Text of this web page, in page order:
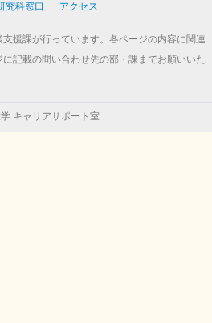
究科窓口
アクセス
援課が行っています。各ページの内容に関連
記載の問い合わせ先の部・課までお願いいた
キャリアサポート室